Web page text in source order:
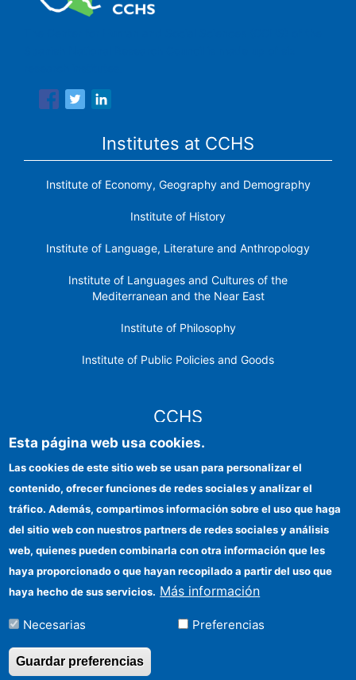
Institutes at CCHS
Institute of Economy, Geography and Demography
Institute of History
Institute of Language, Literature and Anthropology
Institute of Languages ​​and Cultures of the
Mediterranean and the Near East
Institute of Philosophy
Institute of Public Policies and Goods
CCHS
Institutional identity
FEDER funds
Funding entities
Contact
Esta página web usa cookies.
Las cookies de este sitio web se usan para personalizar el
contenido, ofrecer funciones de redes sociales y analizar el
tráfico. Además, compartimos información sobre el uso que haga
del sitio web con nuestros partners de redes sociales y análisis
web, quienes pueden combinarla con otra información que les
haya proporcionado o que hayan recopilado a partir del uso que
haya hecho de sus servicios. Más información
Necesarias Preferencias
Guardar preferencias